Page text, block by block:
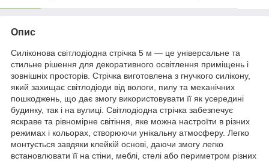
Опис
Силіконова світлодіодна стрічка 5 м — це універсальне та
стильне рішення для декоративного освітлення приміщень і
зовнішніх просторів. Стрічка виготовлена з гнучкого силікону,
який захищає світлодіоди від вологи, пилу та механічних
пошкоджень, що дає змогу використовувати її як усередині
будинку, так і на вулиці. Світлодіодна стрічка забезпечує
яскраве та рівномірне світіння, яке можна настроїти в різних
режимах і кольорах, створюючи унікальну атмосферу. Легко
монтується завдяки клейкій основі, даючи змогу легко
встановлювати її на стіни, меблі, стелі або периметром різних